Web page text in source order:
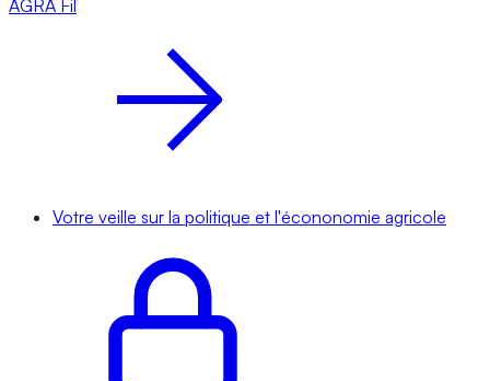
AGRA Fil
Votre veille sur la politique et l'écononomie agricole